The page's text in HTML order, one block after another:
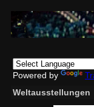
Powered by
Weltausstellungen